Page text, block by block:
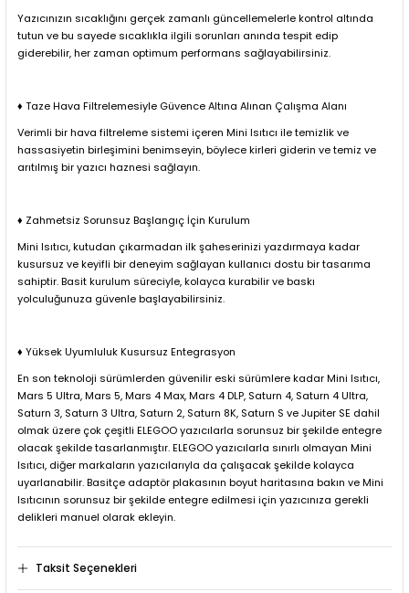
Yazıcınızın sıcaklığını gerçek zamanlı güncellemelerle kontrol altında
tutun ve bu sayede sıcaklıkla ilgili sorunları anında tespit edip
giderebilir, her zaman optimum performans sağlayabilirsiniz.
♦ Taze Hava Filtrelemesiyle Güvence Altına Alınan Çalışma Alanı
Verimli bir hava filtreleme sistemi içeren Mini Isıtıcı ile temizlik ve
hassasiyetin birleşimini benimseyin, böylece kirleri giderin ve temiz ve
arıtılmış bir yazıcı haznesi sağlayın.
♦ Zahmetsiz Sorunsuz Başlangıç ​​İçin Kurulum
Mini Isıtıcı, kutudan çıkarmadan ilk şaheserinizi yazdırmaya kadar
kusursuz ve keyifli bir deneyim sağlayan kullanıcı dostu bir tasarıma
sahiptir. Basit kurulum süreciyle, kolayca kurabilir ve baskı
yolculuğunuza güvenle başlayabilirsiniz.
♦ Yüksek Uyumluluk Kusursuz Entegrasyon
En son teknoloji sürümlerden güvenilir eski sürümlere kadar Mini Isıtıcı,
Mars 5 Ultra, Mars 5, Mars 4 Max, Mars 4 DLP, Saturn 4, Saturn 4 Ultra,
Saturn 3, Saturn 3 Ultra, Saturn 2, Saturn 8K, Saturn S ve Jupiter SE dahil
olmak üzere çok çeşitli ELEGOO yazıcılarla sorunsuz bir şekilde entegre
olacak şekilde tasarlanmıştır. ELEGOO yazıcılarla sınırlı olmayan Mini
Isıtıcı, diğer markaların yazıcılarıyla da çalışacak şekilde kolayca
uyarlanabilir. Basitçe adaptör plakasının boyut haritasına bakın ve Mini
Isıtıcının sorunsuz bir şekilde entegre edilmesi için yazıcınıza gerekli
delikleri manuel olarak ekleyin.
Taksit Seçenekleri